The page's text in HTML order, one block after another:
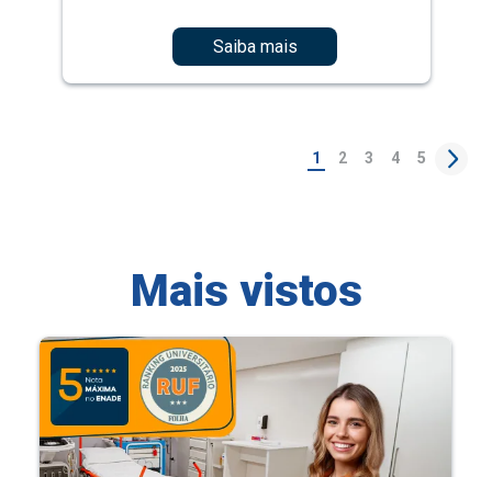
Saiba mais
1 2 3 4 5
Mais vistos